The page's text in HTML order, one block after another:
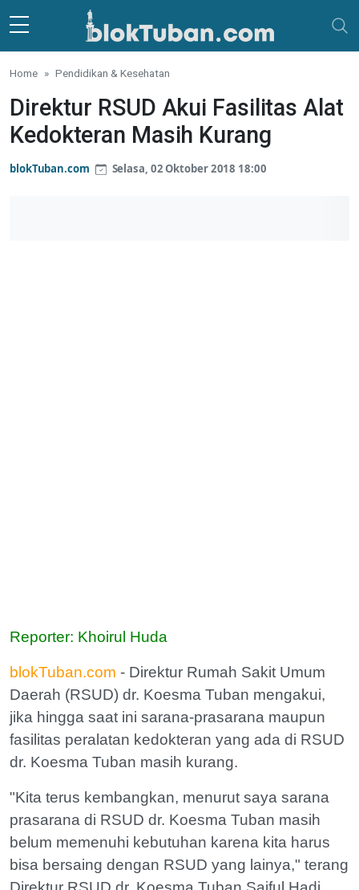
Skip to main content
Home Pendidikan & Kesehatan
Direktur RSUD Akui Fasilitas Alat
Kedokteran Masih Kurang
blokTuban.com Selasa, 02 Oktober 2018 18:00
Reporter: Khoirul Huda
blokTuban.com - Direktur Rumah Sakit Umum
Daerah (RSUD) dr. Koesma Tuban mengakui,
jika hingga saat ini sarana-prasarana maupun
fasilitas peralatan kedokteran yang ada di RSUD
dr. Koesma Tuban masih kurang.
"Kita terus kembangkan, menurut saya sarana
prasarana di RSUD dr. Koesma Tuban masih
belum memenuhi kebutuhan karena kita harus
bisa bersaing dengan RSUD yang lainya," terang